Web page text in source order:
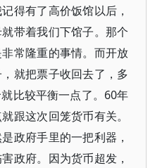
得有了高价饭馆以后，
带着我们下馆子。那个
常隆重的事情。而开放
就把票子收回去了，多
比较平衡一点了。60年
跟这次回笼货币有关。
政府手里的一把利器，
政府。因为货币超发，